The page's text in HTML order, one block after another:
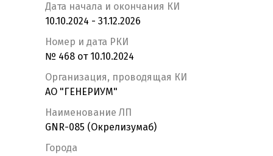
Дата начала и окончания КИ
10.10.2024 - 31.12.2026
Номер и дата РКИ
№ 468 от 10.10.2024
Организация, проводящая КИ
АО "ГЕНЕРИУМ"
Наименование ЛП
GNR-085 (Окрелизумаб)
Города